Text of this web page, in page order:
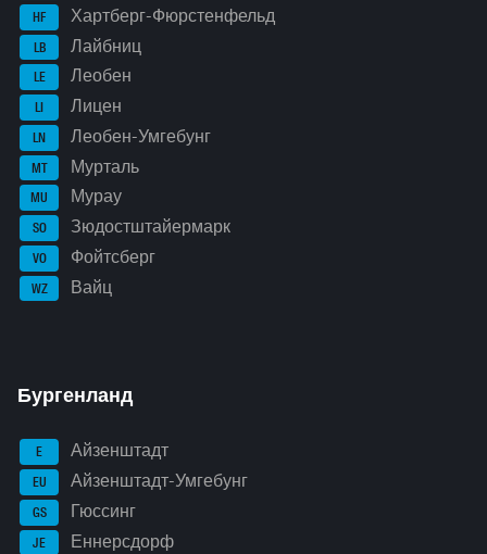
HF Хартберг-Фюрстенфельд
LB Лайбниц
LE Леобен
LI Лицен
LN Леобен-Умгебунг
MT Мурталь
MU Мурау
SO Зюдостштайермарк
VO Фойтсберг
WZ Вайц
Бургенланд
E Айзенштадт
EU Айзенштадт-Умгебунг
GS Гюссинг
JE Еннерсдорф